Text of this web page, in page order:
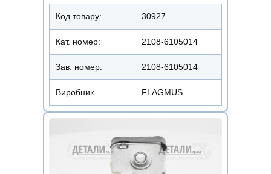
Код товару: 30927
Кат. номер: 2108-6105014
Зав. номер: 2108-6105014
Виробник FLAGMUS